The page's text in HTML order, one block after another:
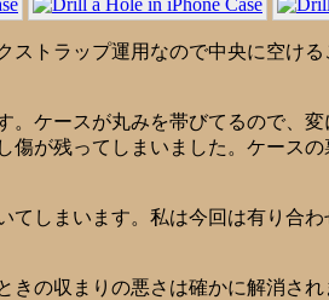
トラップ運用なので中央に空け
ケースが丸みを帯びてるので、
が残ってしまいました。ケース
てしまいます。私は今回は有り合
きの収まりの悪さは確かに解消さ